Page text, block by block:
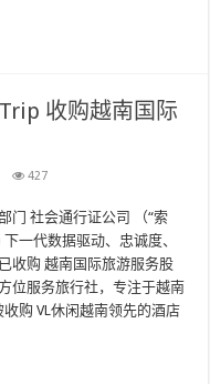
收购越南国际
427
门 社会通行证公司 （“索
一代数据驱动、忠诚度、
收购 越南国际旅游服务股
位服务旅行社，专注于越南
购 VL休闲越南领先的酒店